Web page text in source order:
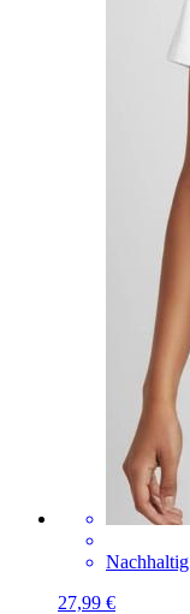
Nachhaltig
27,99 €